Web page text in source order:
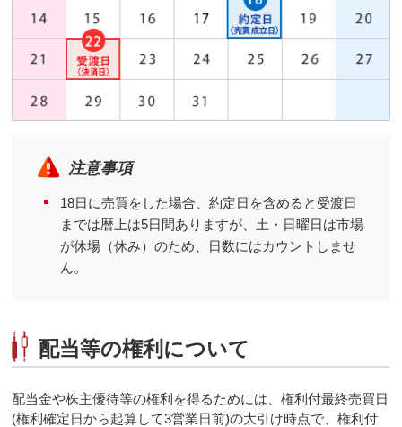
注意事項
18日に売買をした場合、約定日を含めると受渡日
までは暦上は5日間ありますが、土・日曜日は市場
が休場（休み）のため、日数にはカウントしませ
ん。
配当等の権利について
配当金や株主優待等の権利を得るためには、権利付最終売買日
(権利確定日から起算して3営業日前)の大引け時点で、権利付